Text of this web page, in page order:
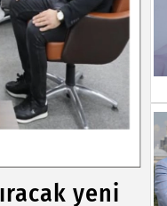
yeni